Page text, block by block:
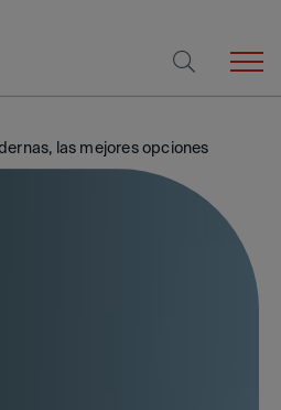
las mejores opciones